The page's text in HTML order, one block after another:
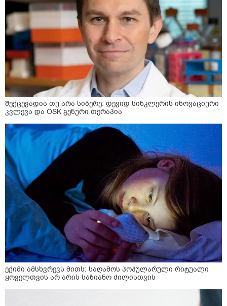
შექცევადია თუ არა სიბერე: დევიდ სინკლერის ინოვაციური
კვლევა და OSK გენური თერაპია
ექიმი ამსხვრევს მითს: საღამოს პოპულარული რიტუალი
ყოველთვის არ არის საზიანო ძილისთვის